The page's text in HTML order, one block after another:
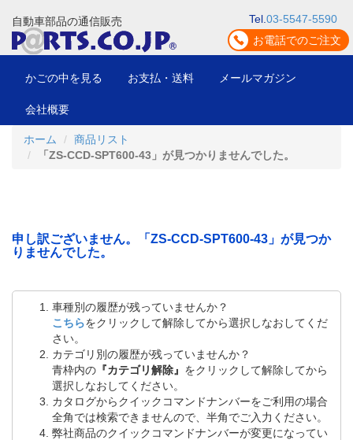
自動車部品の通信販売 Tel. 03-5547-5590
お電話でのご注文
かごの中を見る お支払・送料 メールマガジン
会社概要
ホーム
商品リスト
「ZS-CCD-SPT600-43」が見つかりませんでした。
申し訳ございません。「ZS-CCD-SPT600-43」が見つか
りませんでした。
車種別の履歴が残っていませんか？
こちらをクリックして解除してから選択しなおしてくだ
さい。
カテゴリ別の履歴が残っていませんか？
青枠内の 『カテゴリ解除』 をクリックして解除してから
選択しなおしてください。
カタログからクイックコマンドナンバーをご利用の場合
全角では検索できませんので、半角でご入力ください。
弊社商品のクイックコマンドナンバーが変更になってい